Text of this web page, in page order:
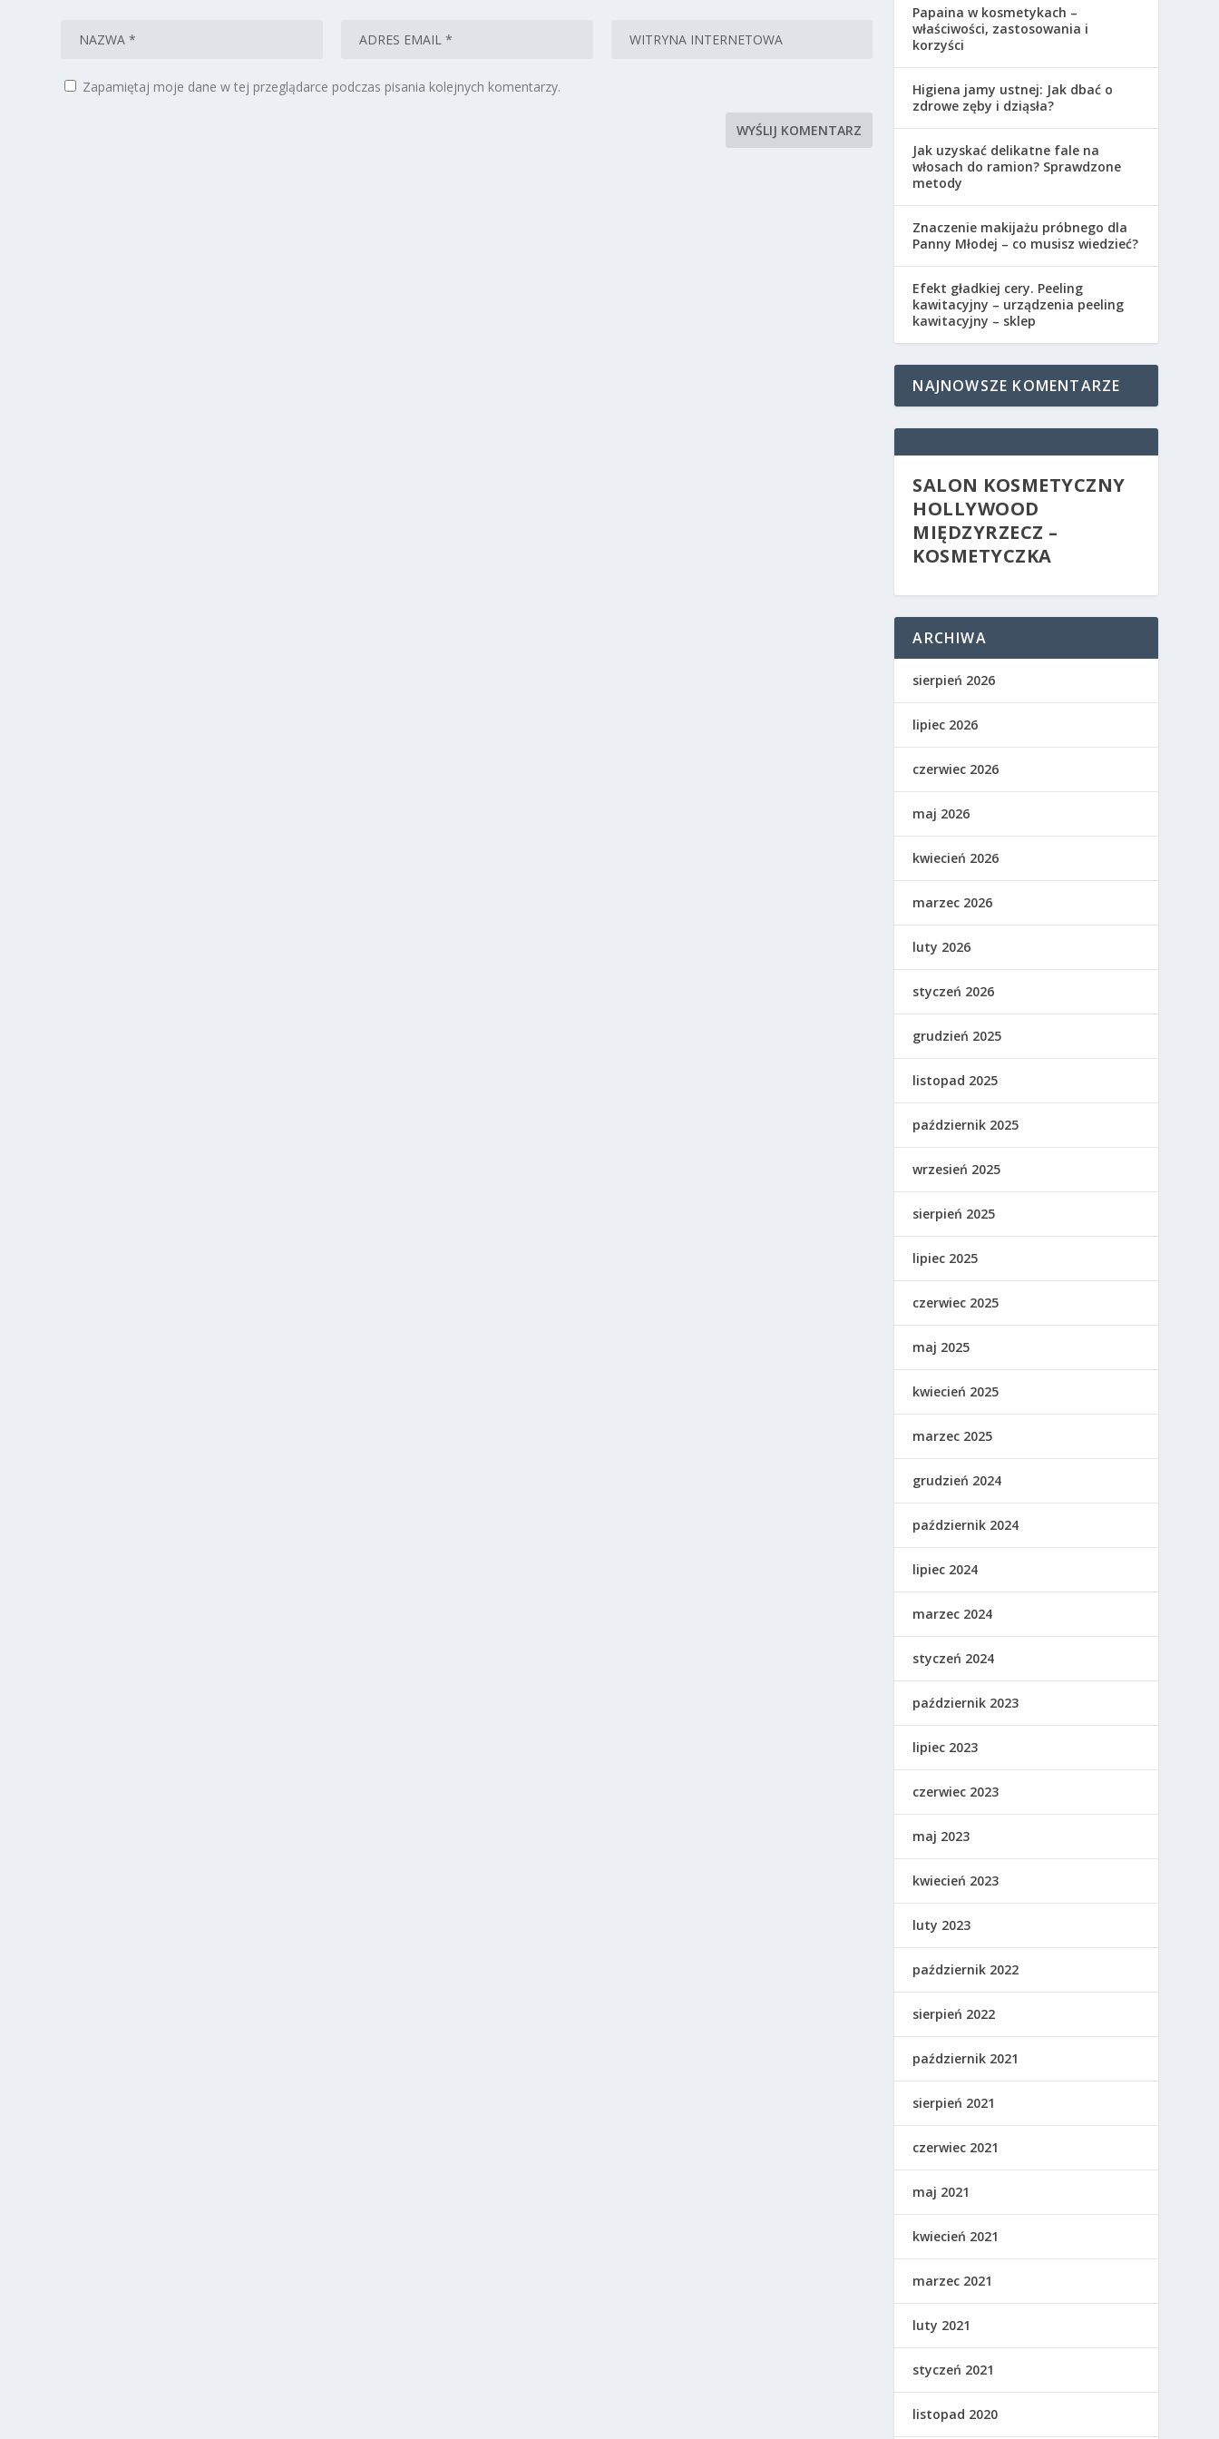
Zapamiętaj moje dane w tej przeglądarce podczas pisania kolejnych komentarzy.
Papaina w kosmetykach –
właściwości, zastosowania i
korzyści
Higiena jamy ustnej: Jak dbać o
zdrowe zęby i dziąsła?
Jak uzyskać delikatne fale na
włosach do ramion? Sprawdzone
metody
Znaczenie makijażu próbnego dla
Panny Młodej – co musisz wiedzieć?
Efekt gładkiej cery. Peeling
kawitacyjny – urządzenia peeling
kawitacyjny – sklep
NAJNOWSZE KOMENTARZE
SALON KOSMETYCZNY
HOLLYWOOD
MIĘDZYRZECZ –
KOSMETYCZKA
ARCHIWA
sierpień 2026
lipiec 2026
czerwiec 2026
maj 2026
kwiecień 2026
marzec 2026
luty 2026
styczeń 2026
grudzień 2025
listopad 2025
październik 2025
wrzesień 2025
sierpień 2025
lipiec 2025
czerwiec 2025
maj 2025
kwiecień 2025
marzec 2025
grudzień 2024
październik 2024
lipiec 2024
marzec 2024
styczeń 2024
październik 2023
lipiec 2023
czerwiec 2023
maj 2023
kwiecień 2023
luty 2023
październik 2022
sierpień 2022
październik 2021
sierpień 2021
czerwiec 2021
maj 2021
kwiecień 2021
marzec 2021
luty 2021
styczeń 2021
listopad 2020